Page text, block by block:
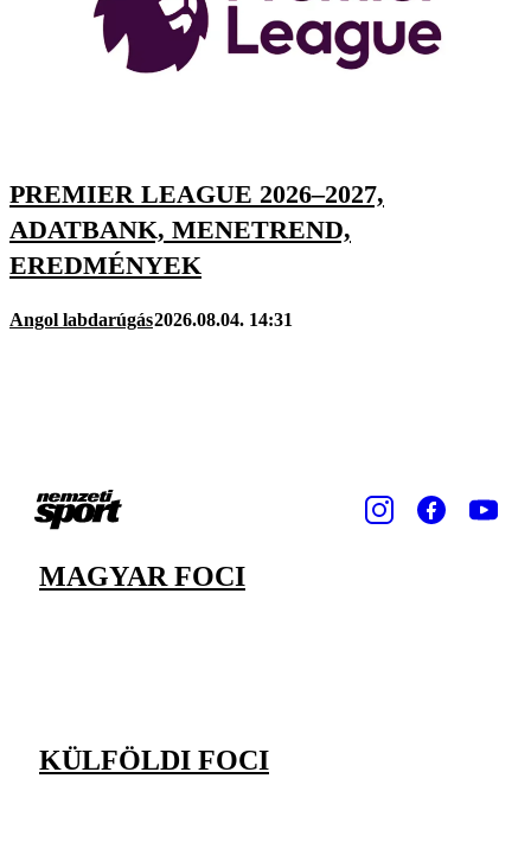
PREMIER LEAGUE 2026–2027,
ADATBANK, MENETREND,
EREDMÉNYEK
Angol labdarúgás2026.08.04. 14:31
MAGYAR FOCI
KÜLFÖLDI FOCI